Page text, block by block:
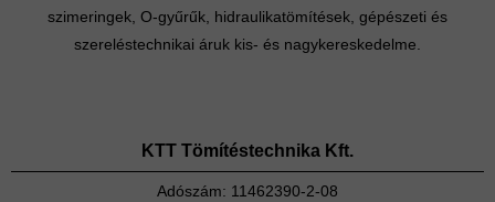
szimeringek, O-gyűrűk, hidraulikatömítések, gépészeti és
szereléstechnikai áruk kis- és nagykereskedelme.
KTT Tömítéstechnika Kft.
Adószám: 11462390-2-08